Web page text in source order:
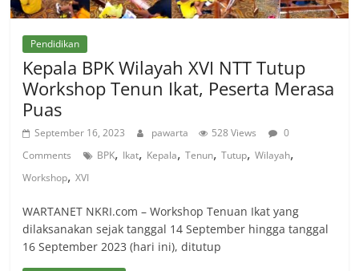
Pendidikan
Kepala BPK Wilayah XVI NTT Tutup
Workshop Tenun Ikat, Peserta Merasa
Puas
September 16, 2023 pawarta 528 Views
0
Comments
BPK, Ikat, Kepala,Tenun,Tutup,Wilayah,
Workshop,XVI
WARTANET NKRI.com – Workshop Tenuan Ikat yang
dilaksanakan sejak tanggal 14 September hingga tanggal
16 September 2023 (hari ini), ditutup